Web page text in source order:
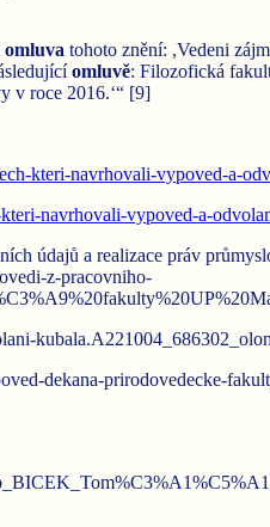
omluva tohoto znění: ,Vedeni
omluvě: Filozofická
v roce 2016.‘“ [9]
kteri-navrhovali-vypoved-a-
navrhovali-vypoved-a-
údajů a realizace práv
z-pracovniho-
dekana-prirodovedecke-